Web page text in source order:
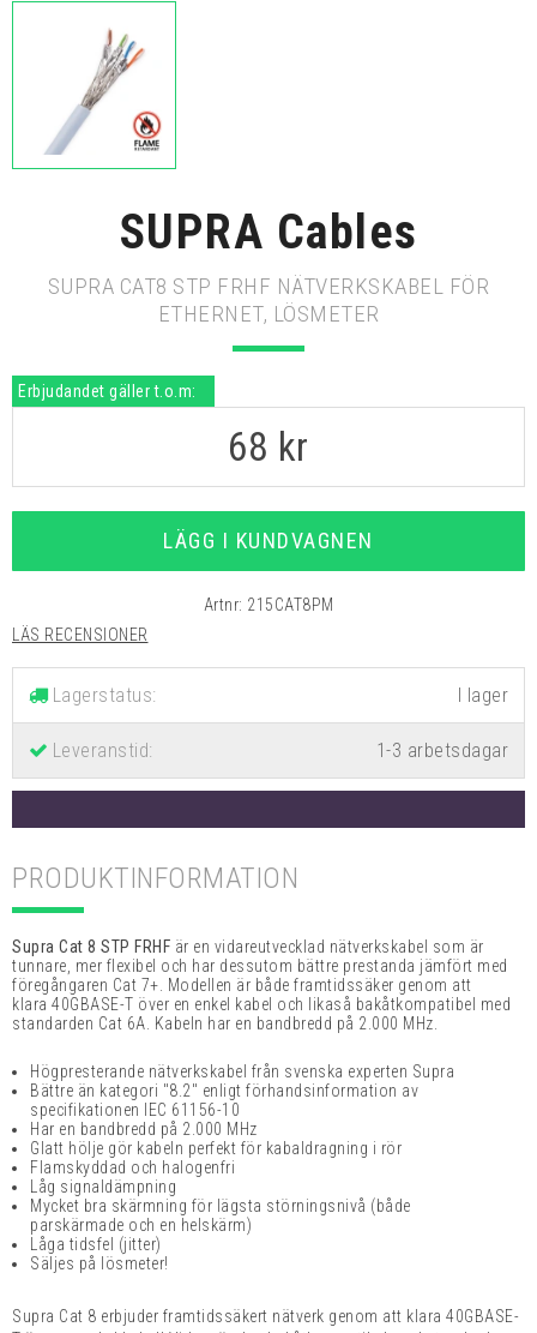
SUPRA Cables
SUPRA CAT8 STP FRHF NÄTVERKSKABEL FÖR
ETHERNET, LÖSMETER
Erbjudandet gäller t.o.m:
68 kr
LÄGG I KUNDVAGNEN
Artnr: 215CAT8PM
LÄS RECENSIONER
Lagerstatus:
Leveranstid: 1-3 arbetsdagar
PRODUKTINFORMATION
Supra Cat 8 STP FRHF är en vidareutvecklad nätverkskabel som är
tunnare, mer flexibel och har dessutom bättre prestanda jämfört med
föregångaren Cat 7+. Modellen är både framtidssäker genom att
klara 40GBASE-T över en enkel kabel och likaså bakåtkompatibel med
standarden Cat 6A. Kabeln har en bandbredd på 2.000 MHz.
Högpresterande nätverkskabel från svenska experten Supra
Bättre än kategori "8.2" enligt förhandsinformation av
specifikationen IEC 61156-10
Har en bandbredd på 2.000 MHz
Glatt hölje gör kabeln perfekt för kabaldragning i rör
Flamskyddad och halogenfri
Låg signaldämpning
Mycket bra skärmning för lägsta störningsnivå (både
parskärmade och en helskärm)
Låga tidsfel (jitter)
Säljes på lösmeter!
Supra Cat 8 erbjuder framtidssäkert nätverk genom att klara 40GBASE-